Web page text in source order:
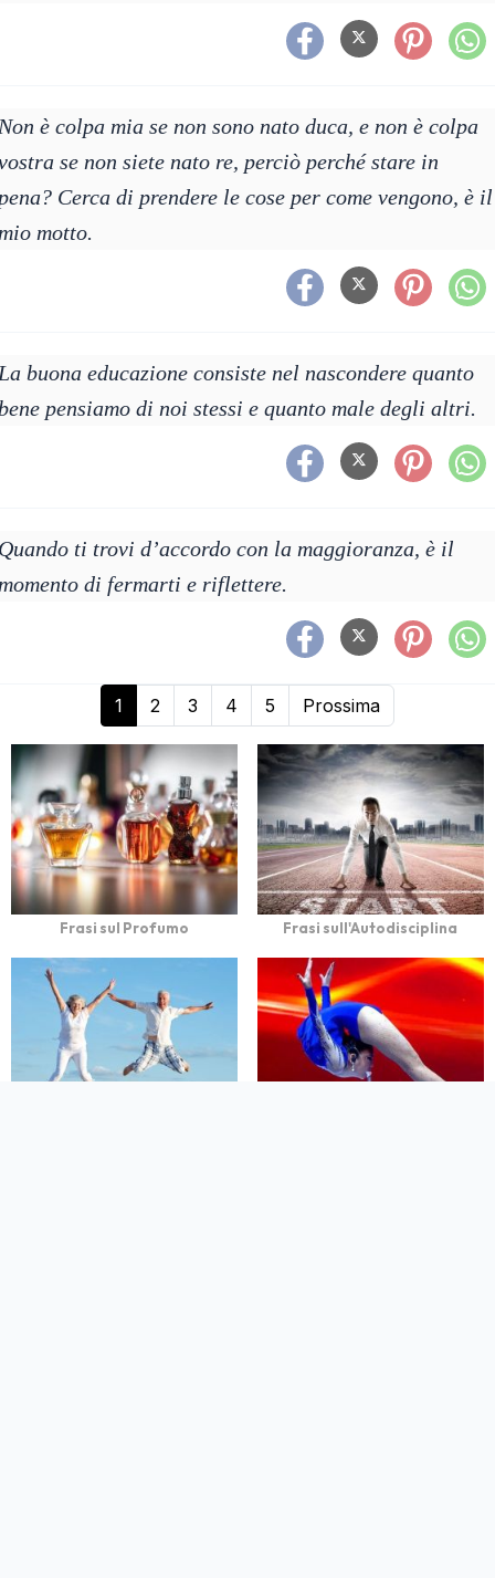
è colpa mia se non sono nato duca, e non è colpa
se non siete nato re, perciò perché stare in
Cerca di prendere le cose per come vengono, è il
motto.
buona educazione consiste nel nascondere quanto
pensiamo di noi stessi e quanto male degli altri.
ti trovi d’accordo con la maggioranza, è il
di fermarti e riflettere.
1 2 3 4 5 Prossima
Frasi sul Profumo Frasi sull'Autodisciplina